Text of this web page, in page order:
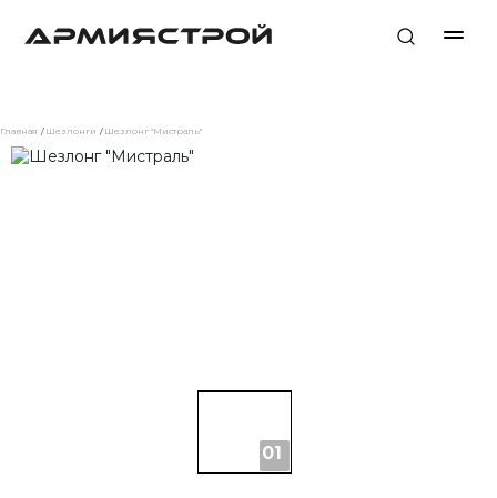
Главная Шезлонги Шезлонг "Мистраль"